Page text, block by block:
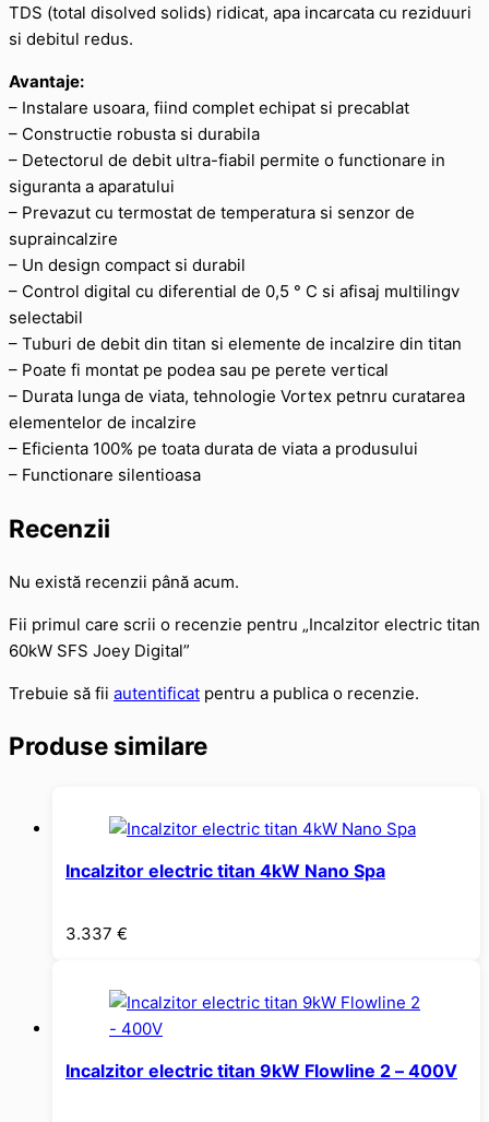
TDS (total disolved solids) ridicat, apa incarcata cu reziduuri
si debitul redus.
Avantaje:
– Instalare usoara, fiind complet echipat si precablat
– Constructie robusta si durabila
– Detectorul de debit ultra-fiabil permite o functionare in
siguranta a aparatului
– Prevazut cu termostat de temperatura si senzor de
supraincalzire
– Un design compact si durabil
– Control digital cu diferential de 0,5 ° C si afisaj multilingv
selectabil
– Tuburi de debit din titan si elemente de incalzire din titan
– Poate fi montat pe podea sau pe perete vertical
– Durata lunga de viata, tehnologie Vortex petnru curatarea
elementelor de incalzire
– Eficienta 100% pe toata durata de viata a produsului
– Functionare silentioasa
Recenzii
Nu există recenzii până acum.
Fii primul care scrii o recenzie pentru „Incalzitor electric titan
60kW SFS Joey Digital”
Trebuie să fii autentificat pentru a publica o recenzie.
Produse similare
Incalzitor electric titan 4kW Nano Spa
3.337 €
Incalzitor electric titan 9kW Flowline 2 – 400V